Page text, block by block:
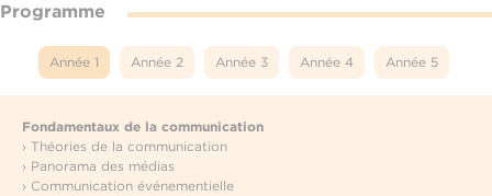
Programme
Année 1 Année 2 Année 3 Année 4 Année 5
Fondamentaux de la communication
› Théories de la communication
› Panorama des médias
› Communication événementielle